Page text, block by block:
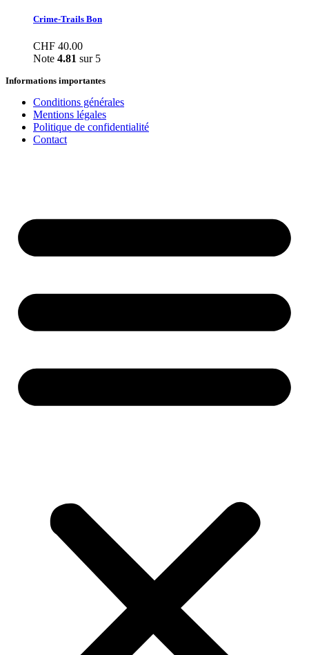
Crime-Trails Bon
CHF 40.00
Note 4.81 sur 5
Informations importantes
Conditions générales
Mentions légales
Politique de confidentialité
Contact